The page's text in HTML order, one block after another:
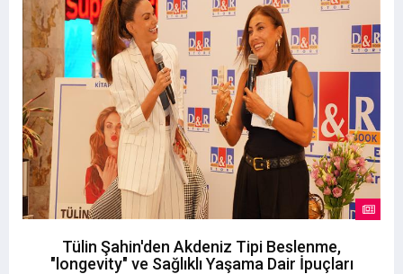
Tülin Şahin'den Akdeniz Tipi Beslenme,
"longevity" ve Sağlıklı Yaşama Dair İpuçları